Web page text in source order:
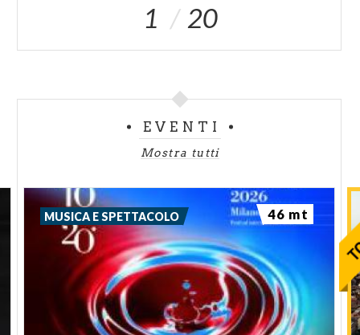
1 20
EVENTI
Mostra tutti
MUSICA E SPETTACOLO 46 mt